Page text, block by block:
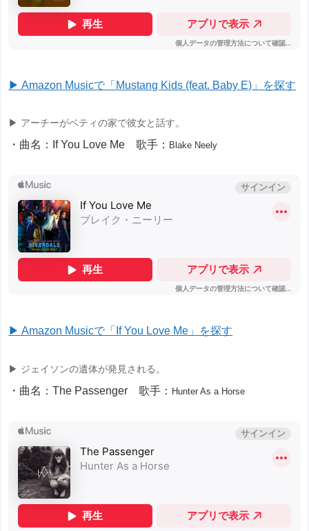
▶ Amazon Musicで「Mustang Kids (feat. Baby E)」を探す
▶ アーチーがベティの家で彼女と話す。
・曲名：If You Love Me 歌手： Blake Neely
▶ Amazon Musicで「If You Love Me」を探す
▶ ジェイソンの遺体が発見される。
・曲名：The Passenger 歌手： Hunter As a Horse